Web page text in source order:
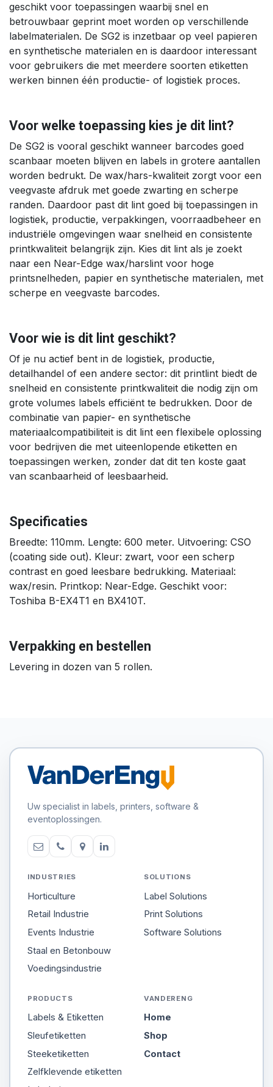
geschikt voor toepassingen waarbij snel en
betrouwbaar geprint moet worden op verschillende
labelmaterialen. De SG2 is inzetbaar op veel papieren
en synthetische materialen en is daardoor interessant
voor gebruikers die met meerdere soorten etiketten
werken binnen één productie- of logistiek proces.
Voor welke toepassing kies je dit lint?
De SG2 is vooral geschikt wanneer barcodes goed
scanbaar moeten blijven en labels in grotere aantallen
worden bedrukt. De wax/hars-kwaliteit zorgt voor een
veegvaste afdruk met goede zwarting en scherpe
randen. Daardoor past dit lint goed bij toepassingen in
logistiek, productie, verpakkingen, voorraadbeheer en
industriële omgevingen waar snelheid en consistente
printkwaliteit belangrijk zijn. Kies dit lint als je zoekt
naar een Near-Edge wax/harslint voor hoge
printsnelheden, papier en synthetische materialen, met
scherpe en veegvaste barcodes.
Voor wie is dit lint geschikt?
Of je nu actief bent in de logistiek, productie,
detailhandel of een andere sector: dit printlint biedt de
snelheid en consistente printkwaliteit die nodig zijn om
grote volumes labels efficiënt te bedrukken. Door de
combinatie van papier- en synthetische
materiaalcompatibiliteit is dit lint een flexibele oplossing
voor bedrijven die met uiteenlopende etiketten en
toepassingen werken, zonder dat dit ten koste gaat
van scanbaarheid of leesbaarheid.
Specificaties
Breedte: 110mm. Lengte: 600 meter. Uitvoering: CSO
(coating side out). Kleur: zwart, voor een scherp
contrast en goed leesbare bedrukking. Materiaal:
wax/resin. Printkop: Near-Edge. Geschikt voor:
Toshiba B-EX4T1 en BX410T.
Verpakking en bestellen
Levering in dozen van 5 rollen.
Uw specialist in labels, printers, software &
eventoplossingen.
INDUSTRIES
Horticulture
Retail Industrie
Events Industrie
Staal en Betonbouw
Voedingsindustrie
SOLUTIONS
Label Solutions
Print Solutions
Software Solutions
PRODUCTS
Labels & Etiketten
Sleufetiketten
Steeketiketten
Zelfklevende etiketten
VANDERENG
Home
Shop
Contact